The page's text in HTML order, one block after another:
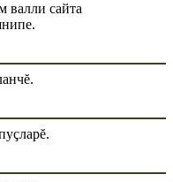
валли сайта